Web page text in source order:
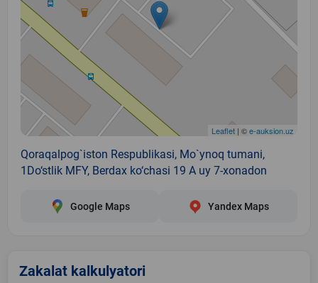
Leaflet | ©e-auksion.uz
Qoraqalpog`iston Respublikasi, Mo`ynoq tumani,
1Do‘stlik MFY, Berdax ko‘chasi 19 A uy 7-xonadon
Google Maps Yandex Maps
Zakalat kalkulyatori